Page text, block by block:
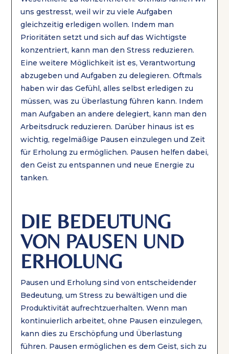
uns gestresst, weil wir zu viele Aufgaben
gleichzeitig erledigen wollen. Indem man
Prioritäten setzt und sich auf das Wichtigste
konzentriert, kann man den Stress reduzieren.
Eine weitere Möglichkeit ist es, Verantwortung
abzugeben und Aufgaben zu delegieren. Oftmals
haben wir das Gefühl, alles selbst erledigen zu
müssen, was zu Überlastung führen kann. Indem
man Aufgaben an andere delegiert, kann man den
Arbeitsdruck reduzieren. Darüber hinaus ist es
wichtig, regelmäßige Pausen einzulegen und Zeit
für Erholung zu ermöglichen. Pausen helfen dabei,
den Geist zu entspannen und neue Energie zu
tanken.
DIE BEDEUTUNG
VON PAUSEN UND
ERHOLUNG
Pausen und Erholung sind von entscheidender
Bedeutung, um Stress zu bewältigen und die
Produktivität aufrechtzuerhalten. Wenn man
kontinuierlich arbeitet, ohne Pausen einzulegen,
kann dies zu Erschöpfung und Überlastung
führen. Pausen ermöglichen es dem Geist, sich zu